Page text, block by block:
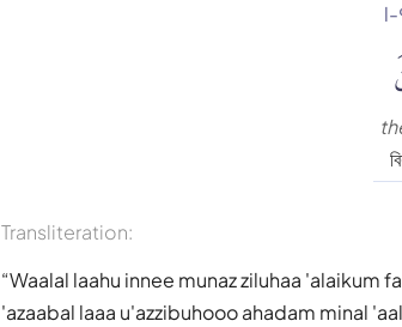
l-
Transliteration:
Waalal laahu innee munaz ziluhaa 'alaikum
'azaabal laaa u'azzibuhooo ahadam minal